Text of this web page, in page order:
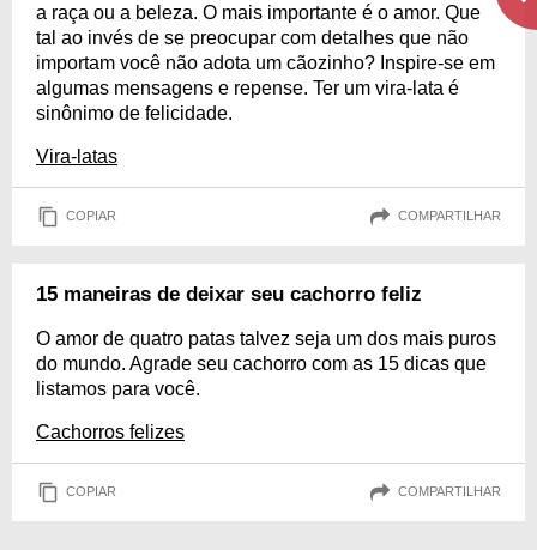
a raça ou a beleza. O mais importante é o amor. Que
tal ao invés de se preocupar com detalhes que não
importam você não adota um cãozinho? Inspire-se em
algumas mensagens e repense. Ter um vira-lata é
sinônimo de felicidade.
Vira-latas
COPIAR COMPARTILHAR
15 maneiras de deixar seu cachorro feliz
O amor de quatro patas talvez seja um dos mais puros
do mundo. Agrade seu cachorro com as 15 dicas que
listamos para você.
Cachorros felizes
COPIAR COMPARTILHAR